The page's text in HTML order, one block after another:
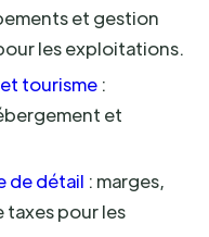
et gestion
les exploitations.
tourisme :
et
de détail : marges,
pour les